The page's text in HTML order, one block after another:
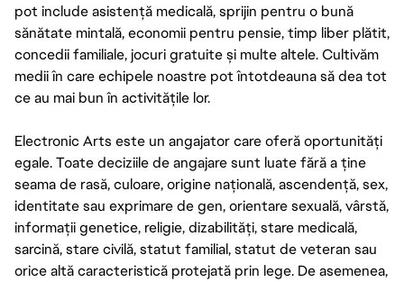
pot include asistență medicală, sprijin pentru o bună
sănătate mintală, economii pentru pensie, timp liber plătit,
concedii familiale, jocuri gratuite și multe altele. Cultivăm
medii în care echipele noastre pot întotdeauna să dea tot
ce au mai bun în activitățile lor.
Electronic Arts este un angajator care oferă oportunități
egale. Toate deciziile de angajare sunt luate fără a ține
seama de rasă, culoare, origine națională, ascendență, sex,
identitate sau exprimare de gen, orientare sexuală, vârstă,
informații genetice, religie, dizabilități, stare medicală,
sarcină, stare civilă, statut familial, statut de veteran sau
orice altă caracteristică protejată prin lege. De asemenea,